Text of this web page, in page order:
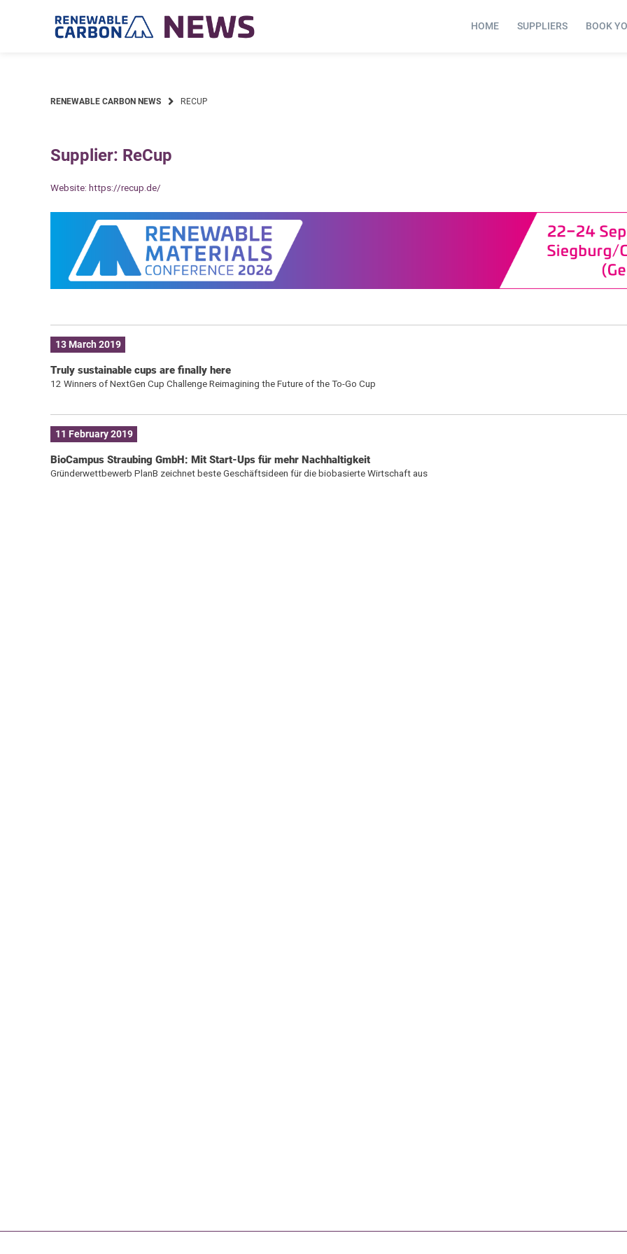
HOME SUPPLIERS BOOK
RENEWABLE CARBON NEWS RECUP
Supplier: ReCup
Website: https://recup.de/
13 March 2019
Truly sustainable cups are finally here
12 Winners of NextGen Cup Challenge Reimagining the Future of the To-Go Cup
11 February 2019
BioCampus Straubing GmbH: Mit Start-Ups für mehr Nachhaltigkeit
Gründerwettbewerb PlanB zeichnet beste Geschäftsideen für die biobasierte Wirtschaft aus